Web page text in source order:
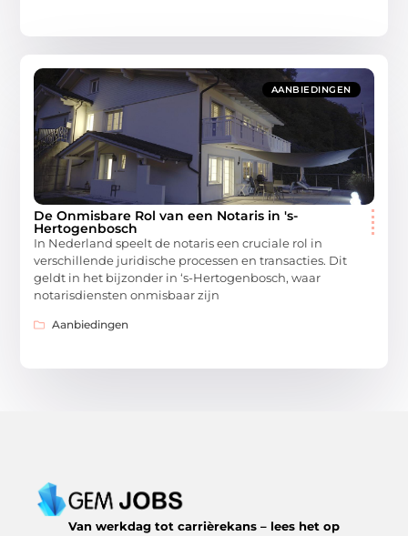
AANBIEDINGEN
De Onmisbare Rol van een Notaris in 's-
Hertogenbosch
In Nederland speelt de notaris een cruciale rol in
verschillende juridische processen en transacties. Dit
geldt in het bijzonder in ‘s-Hertogenbosch, waar
notarisdiensten onmisbaar zijn
Aanbiedingen
Van werkdag tot carrièrekans – lees het op